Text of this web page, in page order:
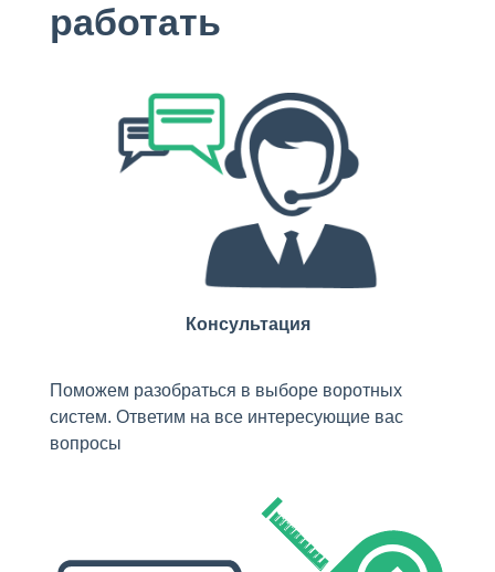
работать
Консультация
Поможем разобраться в выборе воротных
систем. Ответим на все интересующие вас
вопросы